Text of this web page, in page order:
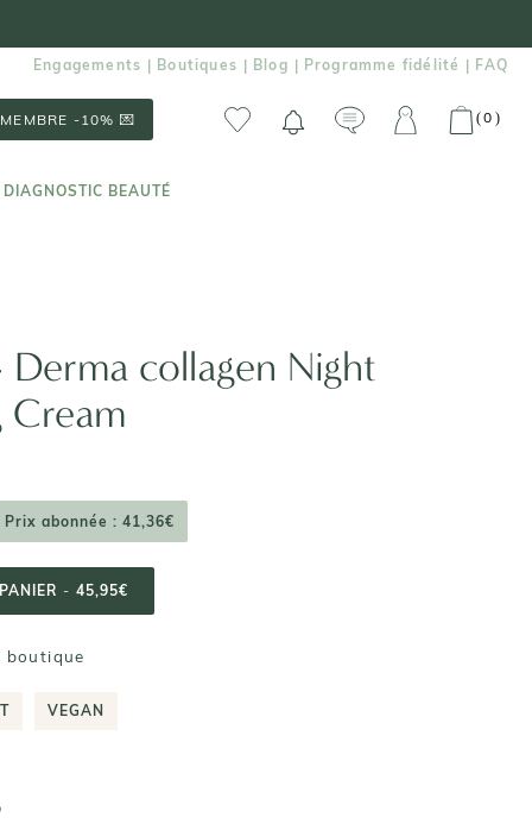
Engagements | Boutiques | Blog | Programme fidélité | FAQ
DIAGNOSTIC BEAUTÉ
-10% 💌 (0 )
collagen Night
Cream
Prix abonnée : 41,36€
- 45,95€
VEGAN